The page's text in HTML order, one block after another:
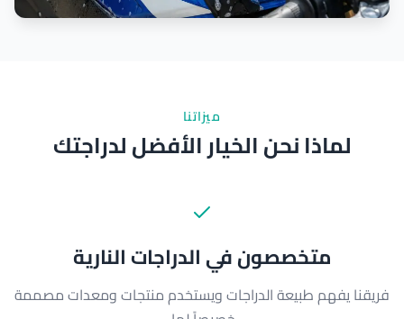
ميزاتنا
لماذا نحن الخيار الأفضل لدراجتك
متخصصون في الدراجات النارية
فريقنا يفهم طبيعة الدراجات ويستخدم منتجات ومعدات مصممة